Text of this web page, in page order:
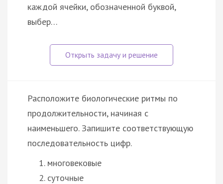
каждой ячейки, обозначенной буквой,
выбер…
Расположите биологические ритмы по
продолжительности, начиная с
наименьшего. Запишите соответствующую
последовательность цифр.
многовековые
суточные